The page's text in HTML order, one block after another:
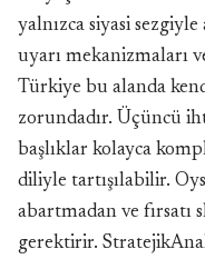
yalnızca siyasi
uyarı mekanizmaları
Türkiye bu alanda
zorundadır. Üçüncü
başlıklar kolayca
diliyle tartışılabilir.
abartmadan ve fırsatı
gerektirir.